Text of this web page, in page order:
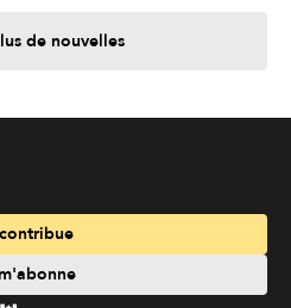
de nouvelles